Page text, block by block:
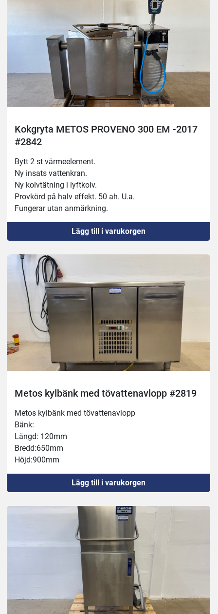
Kokgryta METOS PROVENO 300 EM -2017
#2842
Bytt 2 st värmeelement.
Ny insats vattenkran.
Ny kolvtätning i lyftkolv.
Provkörd på halv effekt. 50 ah. U.a.
Fungerar utan anmärkning.
Lägg till i varukorgen
Metos kylbänk med tövattenavlopp #2819
Metos kylbänk med tövattenavlopp
Bänk:
Längd: 120mm
Bredd:650mm
Höjd:900mm
Balja:
Bred:510mm
Djup:160mm
Kyler och reglerar men tar tid på sig att nå önskad
Lägsta temperatur +2°C
Obs: Visar -3°C då den står i i ett lager utan värme 🥶❄️
Säljes i befintligt skick
Lägg till i varukorgen